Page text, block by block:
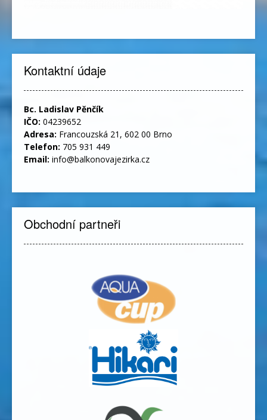
Kontaktní údaje
Bc. Ladislav Pěnčík
IČO: 04239652
Adresa: Francouzská 21, 602 00 Brno
Telefon: 705 931 449
Email: info@balkonovajezirka.cz
Obchodní partneři